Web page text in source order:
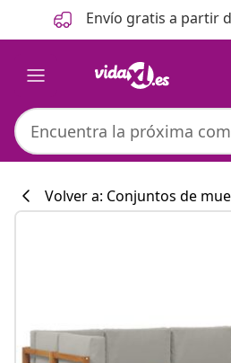
Anterior
Siguiente Envío gratis a partir
#sharemevidaxl
Volver a: Conjuntos de